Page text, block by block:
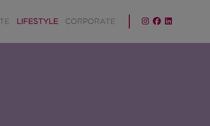
LIFESTYLE CORPORATE